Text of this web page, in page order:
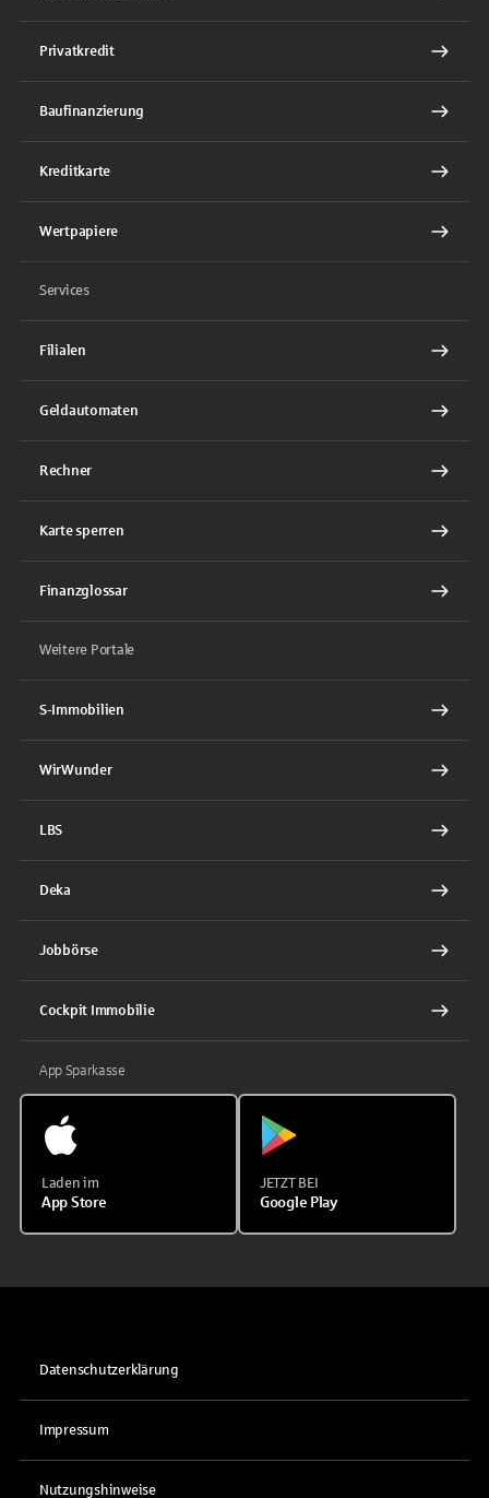
Privatkredit
Baufinanzierung
Kreditkarte
Wertpapiere
Services
Filialen
Geldautomaten
Rechner
Karte sperren
Finanzglossar
Weitere Portale
S-Immobilien
WirWunder
LBS
Deka
Jobbörse
Cockpit Immobilie
App Sparkasse
Laden im
App Store
JETZT BEI
Google Play
Datenschutzerklärung
Impressum
Nutzungshinweise